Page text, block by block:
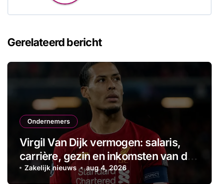
Gerelateerd bericht
Ondernemers
Virgil Van Dijk vermogen: salaris,
carrière, gezin en inkomsten van de
aanvoerder
Zakelijk nieuws aug 4, 2026